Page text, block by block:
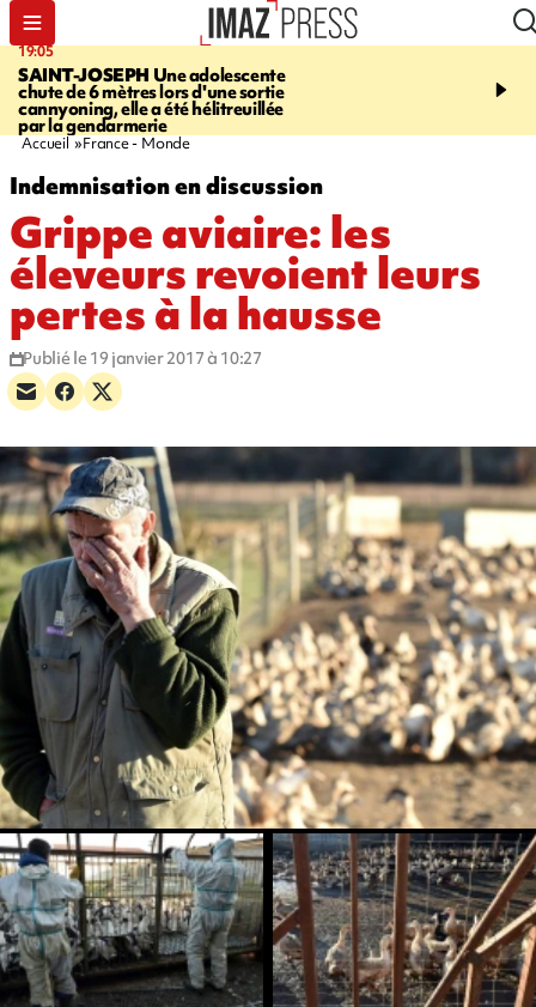
19:05
SAINT-JOSEPH Une adolescente
chute de 6 mètres lors d'une sortie
cannyoning, elle a été hélitreuillée
par la gendarmerie
20:44
rouée de coups,
Accueil France - Monde
Indemnisation en discussion
Grippe aviaire: les
éleveurs revoient leurs
pertes à la hausse
Publié le 19 janvier 2017 à 10:27